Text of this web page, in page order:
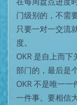
门级别的，不需
只要一对一交流
度。
OKR 是自上而下
部门的，最后是
OKR 不是唯一
一件事。要相信